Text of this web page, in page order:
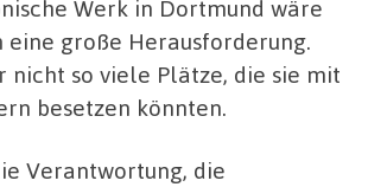
Werk in Dortmund wäre
eine große Herausforderung.
nicht so viele Plätze, die sie mit
besetzen könnten.
Verantwortung, die